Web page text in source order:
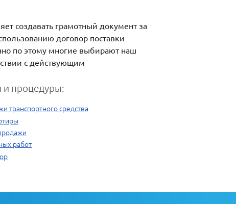
создавать грамотный документ за
договор поставки
по этому многие выбирают наш
с действующим
процедуры:
транспортного средства
работ